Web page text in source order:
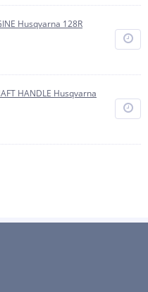
Husqvarna 128R
HANDLE Husqvarna